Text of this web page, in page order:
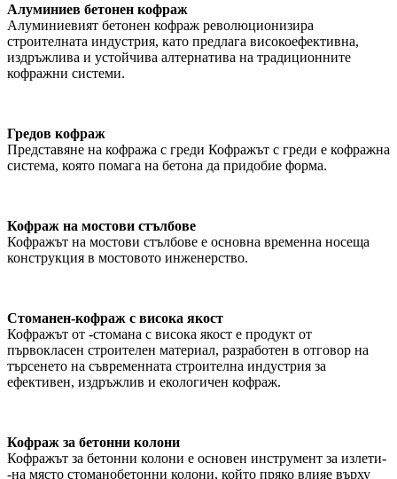
Алуминиев бетонен кофраж
Алуминиевият бетонен кофраж революционизира
строителната индустрия, като предлага високоефективна,
издръжлива и устойчива алтернатива на традиционните
кофражни системи.
Гредов кофраж
Представяне на кофража с греди Кофражът с греди е кофражна
система, която помага на бетона да придобие форма.
Кофраж на мостови стълбове
Кофражът на мостови стълбове е основна временна носеща
конструкция в мостовото инженерство.
Стоманен-кофраж с висока якост
Кофражът от -стомана с висока якост е продукт от
първокласен строителен материал, разработен в отговор на
търсенето на съвременната строителна индустрия за
ефективен, издръжлив и екологичен кофраж.
Кофраж за бетонни колони
Кофражът за бетонни колони е основен инструмент за излети-
-на място стоманобетонни колони, който пряко влияе върху